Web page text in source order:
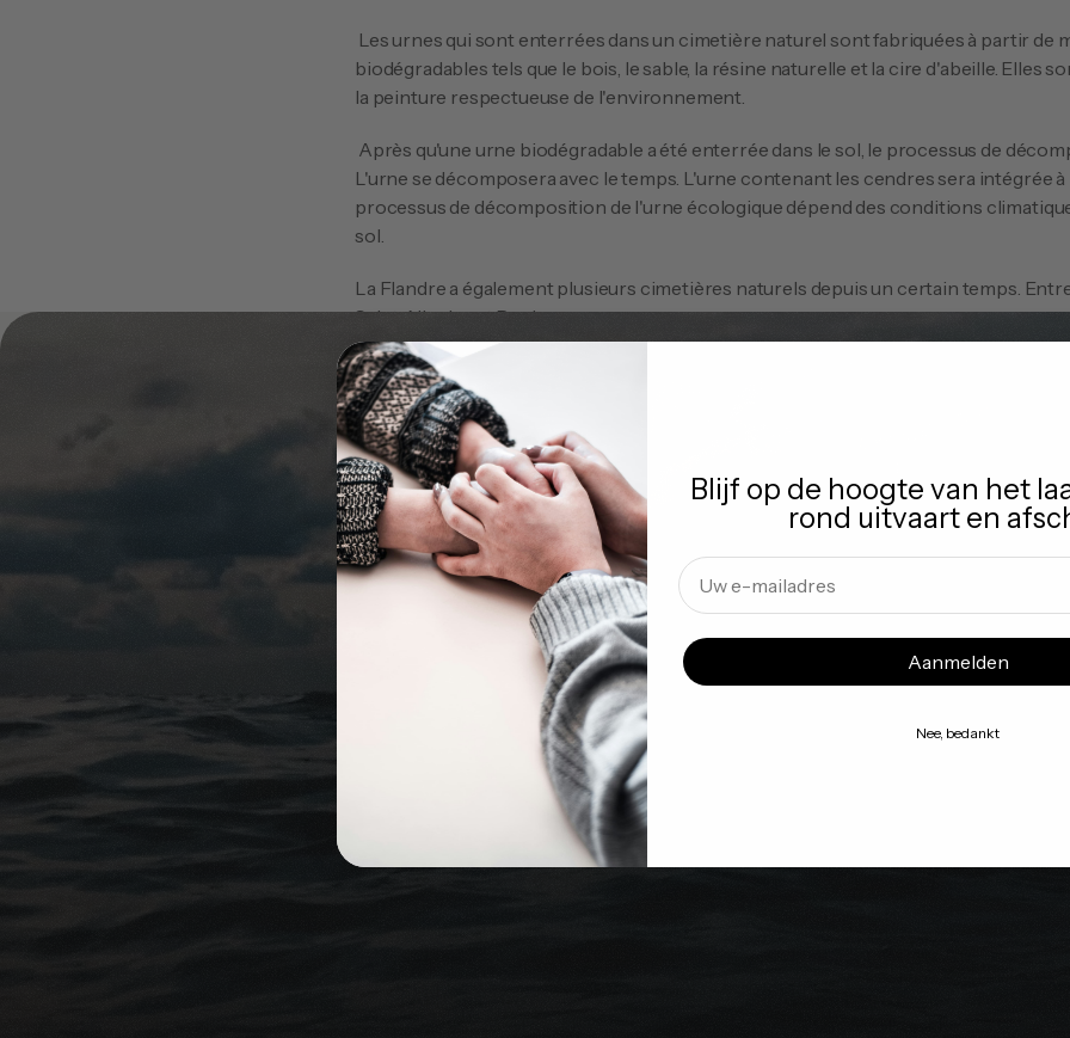
biodégradables tels que le bois, le sable, la résine naturelle et la cire d'abeille. Elles
la peinture respectueuse de l'environnement.
L'urne se décomposera avec le temps. L'urne contenant les cendres sera intégrée à
processus de décomposition de l'urne écologique dépend des conditions
sol.
La Flandre a également plusieurs cimetières naturels depuis un certain temps.
Saint-Nicolas et Roulers.
De plus en plus de gens rêvent d'un repos éternel dans la nature. Après leur mort, ils souhaitent enrichir
la nature et non la polluer. C'est pourquoi ils choisissent un cimetière naturel. On
un petit arbre souvenir dans le compost du défunt.
Désirez-vous savoir combien s'élèverait la prime mensuelle dans votre cas et
plus d'informations à ce sujet ? Nous sommes heureux de vous fournir une
chez vous et de répondre à toutes vos questions. Planifiez vous-même votre
ferons un plaisir de vous fournir une explication sur mesure. Possibilité également
Prenez rendez-vous
Blijf op de hoogte van het
rond uitvaart en
Email
Aanmelden
Nee, bedankt